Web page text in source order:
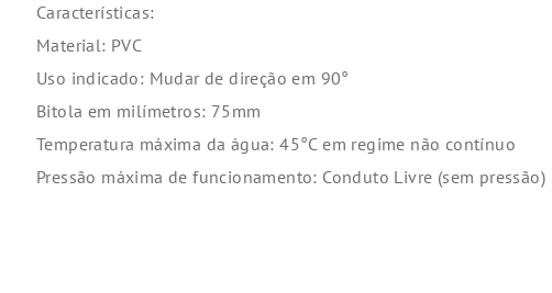
Características:
Material: PVC
Uso indicado: Mudar de direção em 90°
Bitola em milímetros: 75mm
Temperatura máxima da água: 45°C em regime não contínuo
Pressão máxima de funcionamento: Conduto Livre (sem pressão)